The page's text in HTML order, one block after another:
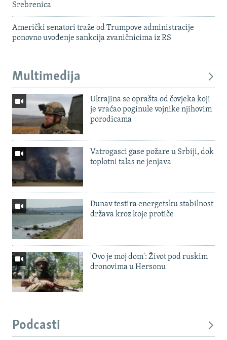
Srebrenica
Američki senatori traže od Trumpove administracije
ponovno uvođenje sankcija zvaničnicima iz RS
Multimedija
Ukrajina se oprašta od čovjeka koji
je vraćao poginule vojnike njihovim
porodicama
Vatrogasci gase požare u Srbiji, dok
toplotni talas ne jenjava
Dunav testira energetsku stabilnost
država kroz koje protiče
'Ovo je moj dom': Život pod ruskim
dronovima u Hersonu
Podcasti